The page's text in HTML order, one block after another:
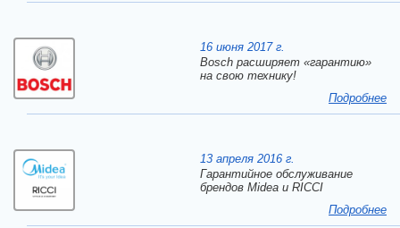
16 июня 2017 г.
Bosch расширяет «гарантию»
на свою технику!
Подробнее
13 апреля 2016 г.
Гарантийное обслуживание
брендов Midea и RICCI
Подробнее